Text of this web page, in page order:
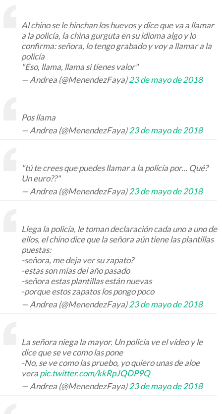
Al chino se le hinchan los huevos y dice que va a llamar
a la policía, la china gurguta en su idioma algo y lo
confirma: señora, lo tengo grabado y voy a llamar a la
policía
"Eso, llama, llama si tienes valor"
— Andrea (@MenendezFaya)23 de mayo de 2018
Pos llama
— Andrea (@MenendezFaya)23 de mayo de 2018
"tú te crees que puedes llamar a la policía por... Qué?
Un euro??"
— Andrea (@MenendezFaya)23 de mayo de 2018
Llega la policía, le toman declaración cada uno a uno de
ellos, el chino dice que la señora aún tiene las plantillas
puestas:
-señora, me deja ver su zapato?
-estas son mías del año pasado
-señora estas plantillas están nuevas
-porque estos zapatos los pongo poco
— Andrea (@MenendezFaya)23 de mayo de 2018
La señora niega la mayor. Un policía ve el vídeo y le
dice que se ve como las pone
-No, se ve como las pruebo, yo quiero unas de aloe
vera pic.twitter.com/kkRpJQDP9Q
— Andrea (@MenendezFaya)23 de mayo de 2018